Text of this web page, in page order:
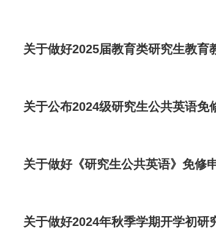
关于做好2025届教育类研究生教育
关于公布2024级研究生公共英语免
关于做好《研究生公共英语》免修
关于做好2024年秋季学期开学初研